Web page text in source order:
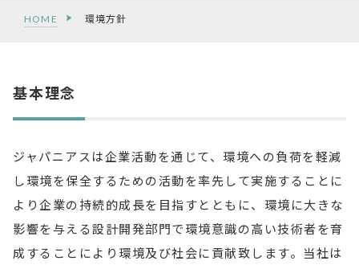
HOME 環境方針
基本理念
ジャパニアスは企業活動を通じて、環境への負荷を軽減
し環境を保全するための活動を率先して実施することに
より企業の持続的成長を目指すとともに、環境に大きな
影響を与える設計開発部門で環境意識の高い技術者を育
成することにより環境及び社会に貢献致します。当社は